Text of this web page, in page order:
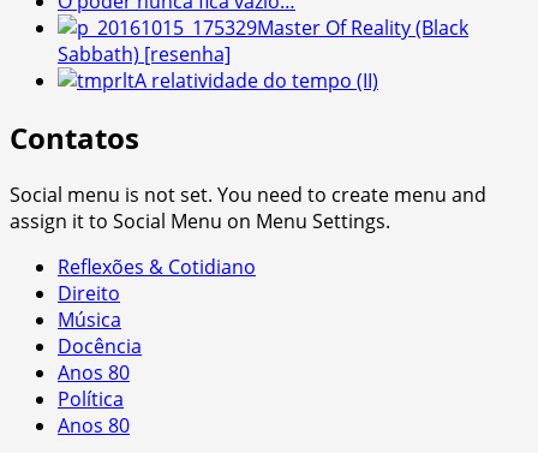
Master Of Reality (Black
Sabbath) [resenha]
A relatividade do tempo (II)
Contatos
Social menu is not set. You need to create menu and
assign it to Social Menu on Menu Settings.
Reflexões & Cotidiano
Direito
Música
Docência
Anos 80
Política
Anos 80